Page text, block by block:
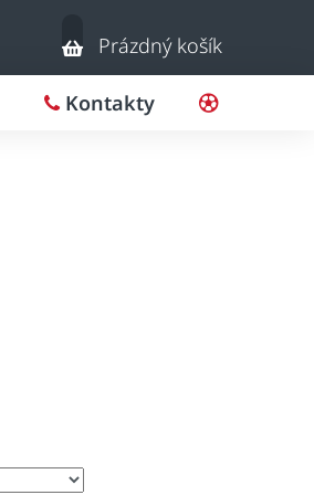
Nákupní
košík
Prázdný košík
Kontakty